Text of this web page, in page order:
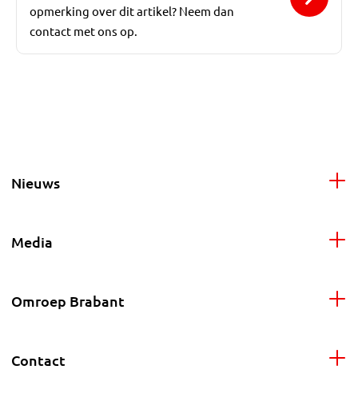
opmerking over dit artikel? Neem dan
contact met ons op.
Nieuws
Media
Omroep Brabant
Contact